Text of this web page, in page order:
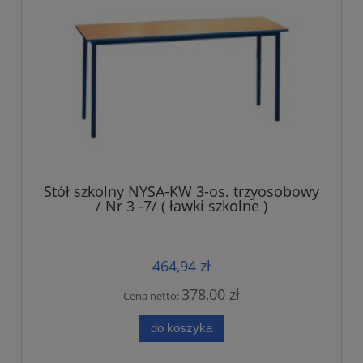
Stół szkolny NYSA-KW 3-os. trzyosobowy
/ Nr 3 -7/ ( ławki szkolne )
464,94 zł
Cena netto: 378,00 zł
do koszyka